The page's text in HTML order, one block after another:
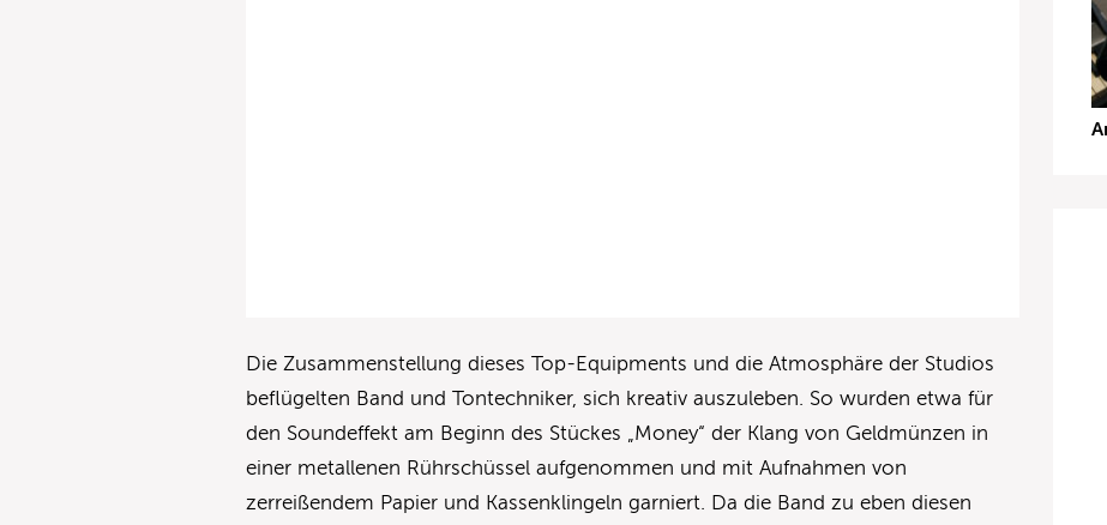
Die Zusammenstellung dieses Top-Equipments und die Atmosphäre der Studios
beflügelten Band und Tontechniker, sich kreativ auszuleben. So wurden etwa für
den Soundeffekt am Beginn des Stückes „Money“ der Klang von Geldmünzen in
einer metallenen Rührschüssel aufgenommen und mit Aufnahmen von
zerreißendem Papier und Kassenklingeln garniert. Da die Band zu eben diesen